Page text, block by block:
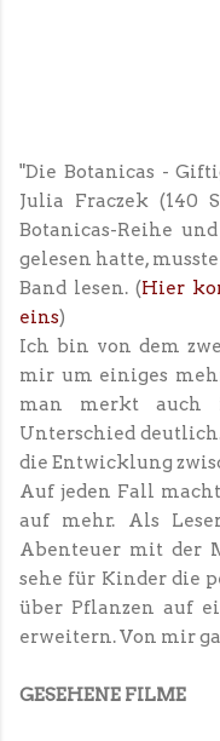
"Die Botanicas -
Julia Fraczek (140
Botanicas-Reihe
gelesen hatte,
Band lesen. (Hier
eins)
Ich bin von dem
mir um einiges
man merkt auch
Unterschied
die Entwicklung
Auf jeden Fall
auf mehr. Als
Abenteuer mit der
sehe für Kinder die
über Pflanzen auf
erweitern. Von mir
GESEHENE FILME